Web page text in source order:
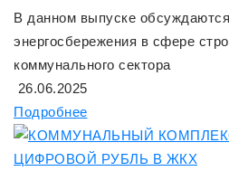
В данном выпуске
энергосбережения в сфере
коммунального сектора
26.06.2025
Подробнее